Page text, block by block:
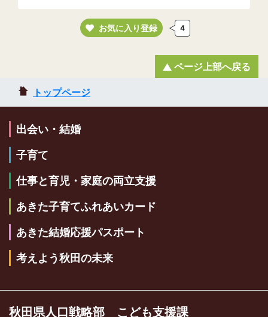
お気に入り登録 4
トップページ
ページ上部へ戻る
出会い・結婚
子育て
仕事と育児・家庭の両立支援
あきた子育てふれあいカード
あきた結婚応援パスポート
考えよう秋田の未来
秋田県人口戦略部 こども支援課